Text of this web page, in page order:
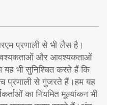
प्रणाली से भी लैस है।
और आवश्यकताओं
भी सुनिश्चित करते हैं कि
प्रणाली से गुजरते हैं।हम यह
का नियमित मूल्यांकन भी